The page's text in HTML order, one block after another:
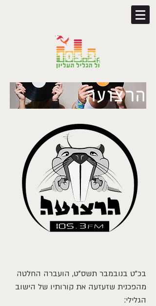
בכ"ט בנובמבר תשס"ט, הועברה החלטה
מהפכנית שזעזעה את קורותיו של הישוב
הגלילי: